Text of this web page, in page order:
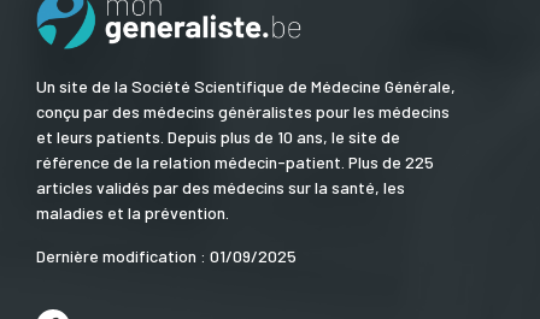
Un site de la Société Scientifique de Médecine Générale,
conçu par des médecins généralistes pour les médecins
et leurs patients. Depuis plus de 10 ans, le site de
référence de la relation médecin-patient. Plus de 225
articles validés par des médecins sur la santé, les
maladies et la prévention.
Dernière modification : 01/09/2025